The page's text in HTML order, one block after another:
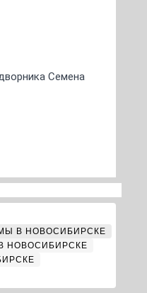
Семена
В НОВОСИБИРСКЕ
НОВОСИБИРСКЕ